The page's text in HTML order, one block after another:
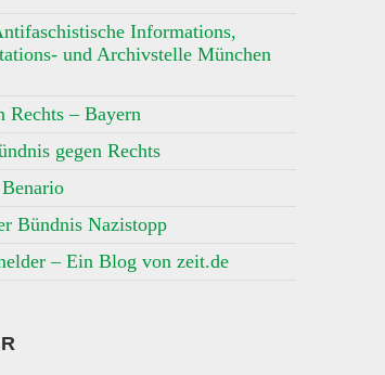
Informations,
und Archivstelle München
Rechts – Bayern
gegen Rechts
Bündnis Nazistopp
– Ein Blog von zeit.de